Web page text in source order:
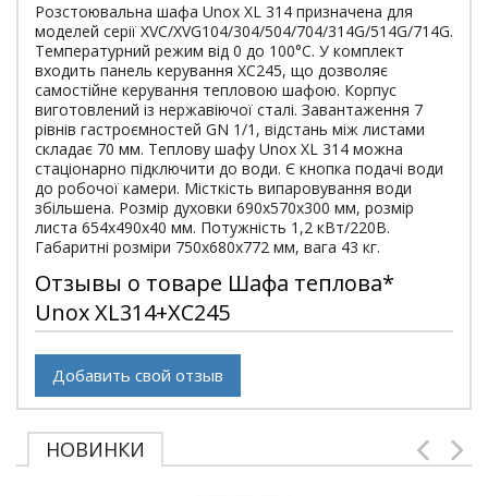
Розстоювальна шафа Unox XL 314 призначена для
моделей серії XVC/XVG104/304/504/704/314G/514G/714G.
Температурний режим від 0 до 100°С. У комплект
входить панель керування XC245, що дозволяє
самостійне керування тепловою шафою. Корпус
виготовлений із нержавіючої сталі. Завантаження 7
рівнів гастроємностей GN 1/1, відстань між листами
складає 70 мм. Теплову шафу Unox XL 314 можна
стаціонарно підключити до води. Є кнопка подачі води
до робочої камери. Місткість випаровування води
збільшена. Розмір духовки 690х570х300 мм, розмір
листа 654х490х40 мм. Потужність 1,2 кВт/220В.
Габаритні розміри 750х680х772 мм, вага 43 кг.
Отзывы о товаре Шафа теплова*
Unox XL314+XC245
Добавить свой отзыв
НОВИНКИ